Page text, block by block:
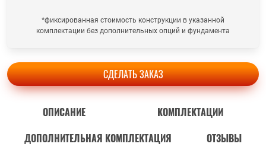
*фиксированная стоимость конструкции в указанной
комплектации без дополнительных опций и фундамента
СДЕЛАТЬ ЗАКАЗ
ОПИСАНИЕ
КОМПЛЕКТАЦИИ
ДОПОЛНИТЕЛЬНАЯ КОМПЛЕКТАЦИЯ
ОТЗЫВЫ